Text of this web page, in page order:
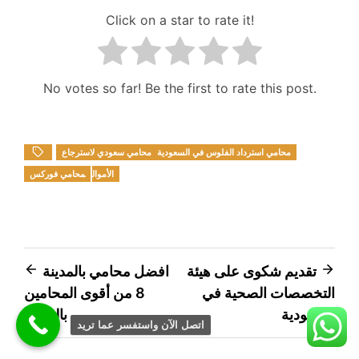
Click on a star to rate it!
No votes so far! Be the first to rate this post.
محامي استرداد الفلوس في السعودية محامي سعودي لاسترجاع
الأموال
محامي فوركس
Post
navigation
افضل محامي بالمدينة
8 من أقوى المحامين
بالمدينة
تقديم شكوى على هيئة
التخصصات الصحية في
السعودية
اتصل الآن واستفسر عما تريد